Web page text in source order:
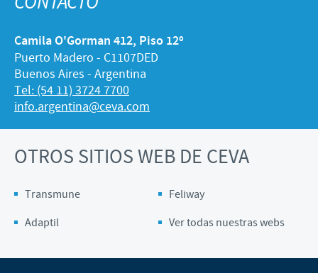
Camila O'Gorman 412, Piso 12º
Puerto Madero - C1107DED
Buenos Aires - Argentina
Tel: (54 11) 3724 7700
info.argentina@ceva.com
OTROS SITIOS WEB DE CEVA
Transmune
Feliway
Adaptil
Ver todas nuestras webs